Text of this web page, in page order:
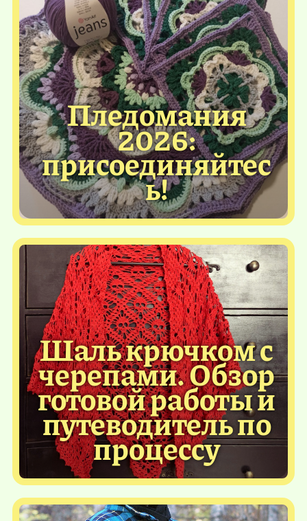
Пледомания
2026:
присоединяйтес
ь!
Шаль крючком с
черепами. Обзор
готовой работы и
путеводитель по
процессу